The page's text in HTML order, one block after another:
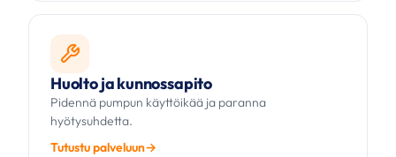
Huolto ja kunnossapito
Pidennä pumpun käyttöikää ja paranna
hyötysuhdetta.
Tutustu palveluun